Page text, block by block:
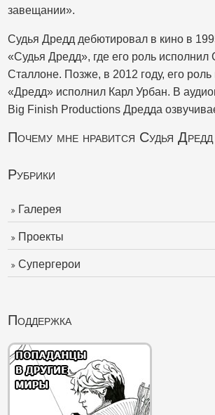
завещании».
Судья Дредд дебютировал в кино в
«Судья Дредд», где его роль исполнил
Сталлоне. Позже, в 2012 году, его роль
«Дредд» исполнил Карл Урбан. В
Big Finish Productions Дредда
Почему мне нравится Судья Дредд
Рубрики
Галерея
Проекты
Супергерои
Поддержка